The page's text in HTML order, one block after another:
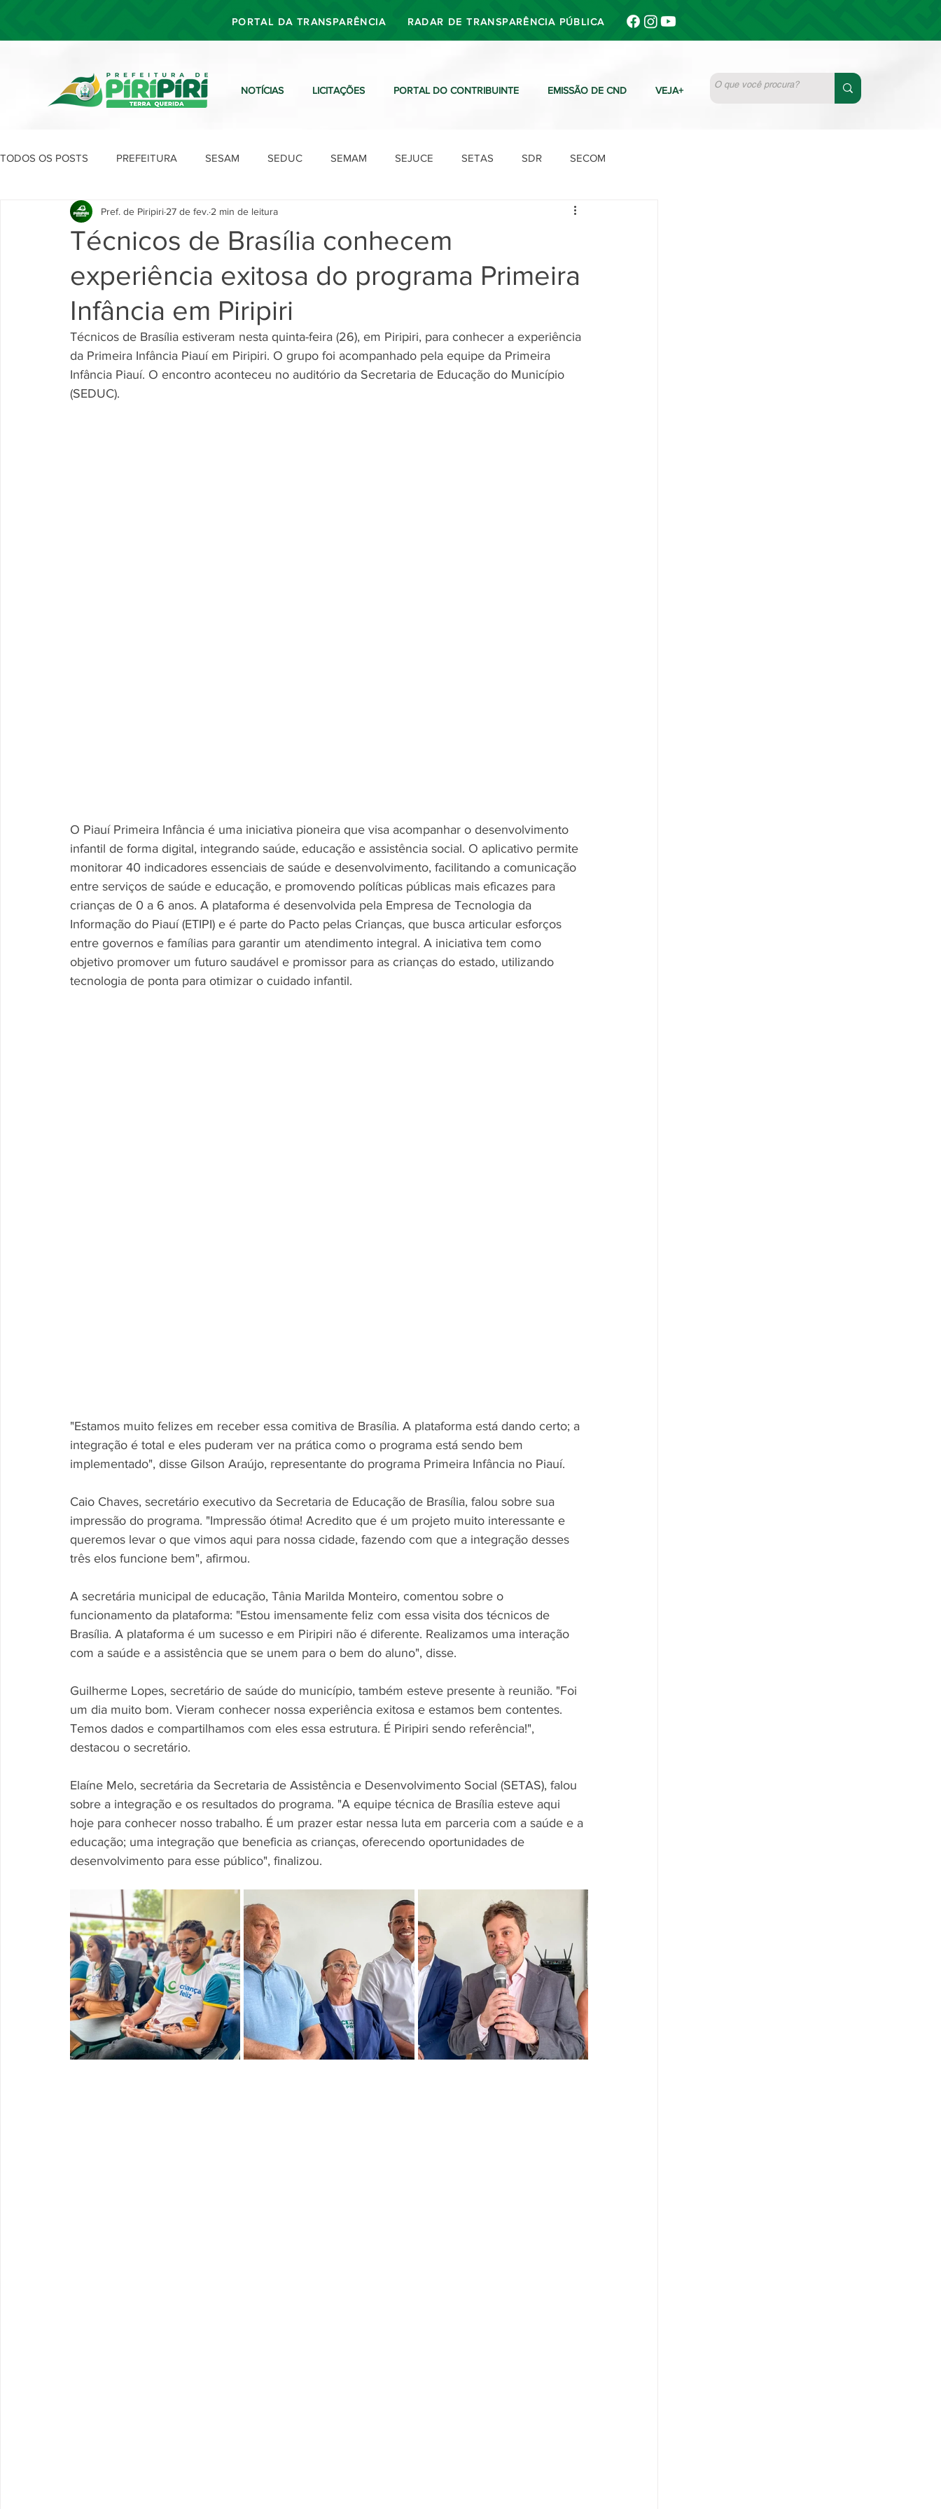
PORTAL DA TRANSPARÊNCIA RADAR DE TRANSPARÊNCIA PÚBLICA
NOTÍCIAS LICITAÇÕES PORTAL DO CONTRIBUINTE EMISSÃO DE CND VEJA+
TODOS OS POSTS PREFEITURA SESAM SEDUC SEMAM SEJUCE SETAS SDR SECOM
SEAD SEGOV SEPLAN SDU Ouvidoria
Técnicos de Brasília conhecem
experiência exitosa do programa Primeira
Infância em Piripiri
Pref. de Piripiri 27 de fev. 2 min de leitura
Técnicos de Brasília estiveram nesta quinta-feira (26), em Piripiri, para conhecer a experiência
da Primeira Infância Piauí em Piripiri. O grupo foi acompanhado pela equipe da Primeira
Infância Piauí. O encontro aconteceu no auditório da Secretaria de Educação do Município
(SEDUC).
O Piauí Primeira Infância é uma iniciativa pioneira que visa acompanhar o desenvolvimento
infantil de forma digital, integrando saúde, educação e assistência social. O aplicativo permite
monitorar 40 indicadores essenciais de saúde e desenvolvimento, facilitando a comunicação
entre serviços de saúde e educação, e promovendo políticas públicas mais eficazes para
crianças de 0 a 6 anos. A plataforma é desenvolvida pela Empresa de Tecnologia da
Informação do Piauí (ETIPI) e é parte do Pacto pelas Crianças, que busca articular esforços
entre governos e famílias para garantir um atendimento integral. A iniciativa tem como
objetivo promover um futuro saudável e promissor para as crianças do estado, utilizando
tecnologia de ponta para otimizar o cuidado infantil.
"Estamos muito felizes em receber essa comitiva de Brasília. A plataforma está dando certo; a
integração é total e eles puderam ver na prática como o programa está sendo bem
implementado", disse Gilson Araújo, representante do programa Primeira Infância no Piauí.
Caio Chaves, secretário executivo da Secretaria de Educação de Brasília, falou sobre sua
impressão do programa. "Impressão ótima! Acredito que é um projeto muito interessante e
queremos levar o que vimos aqui para nossa cidade, fazendo com que a integração desses
três elos funcione bem", afirmou.
A secretária municipal de educação, Tânia Marilda Monteiro, comentou sobre o
funcionamento da plataforma: "Estou imensamente feliz com essa visita dos técnicos de
Brasília. A plataforma é um sucesso e em Piripiri não é diferente. Realizamos uma interação
com a saúde e a assistência que se unem para o bem do aluno", disse.
Guilherme Lopes, secretário de saúde do município, também esteve presente à reunião. "Foi
um dia muito bom. Vieram conhecer nossa experiência exitosa e estamos bem contentes.
Temos dados e compartilhamos com eles essa estrutura. É Piripiri sendo referência!",
destacou o secretário.
Elaíne Melo, secretária da Secretaria de Assistência e Desenvolvimento Social (SETAS), falou
sobre a integração e os resultados do programa. "A equipe técnica de Brasília esteve aqui
hoje para conhecer nosso trabalho. É um prazer estar nessa luta em parceria com a saúde e a
educação; uma integração que beneficia as crianças, oferecendo oportunidades de
desenvolvimento para esse público", finalizou.